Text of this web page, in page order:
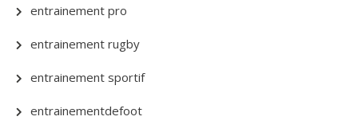
entrainement pro
entrainement rugby
entrainement sportif
entrainementdefoot